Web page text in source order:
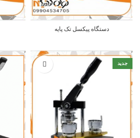
دستگاه پیکسل تک پایه
جدید